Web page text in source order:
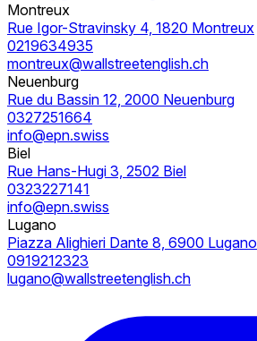
Montreux
Rue Igor-Stravinsky 4, 1820 Montreux
0219634935
montreux@wallstreetenglish.ch
Neuenburg
Rue du Bassin 12, 2000 Neuenburg
0327251664
info@epn.swiss
Biel
Rue Hans-Hugi 3, 2502 Biel
0323227141
info@epn.swiss
Lugano
Piazza Alighieri Dante 8, 6900 Lugano
0919212323
lugano@wallstreetenglish.ch